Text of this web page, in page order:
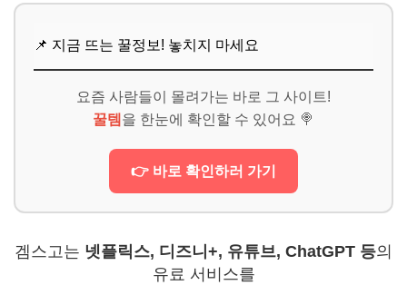
📌 지금 뜨는 꿀정보! 놓치지 마세요
요즘 사람들이 몰려가는 바로 그 사이트!
꿀템 을 한눈에 확인할 수 있어요 🍭
👉 바로 확인하러 가기
겜스고는 넷플릭스, 디즈니+, 유튜브, ChatGPT 등의
유료 서비스를